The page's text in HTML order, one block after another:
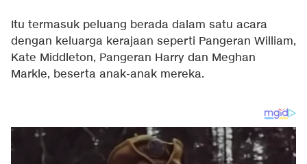
Itu termasuk peluang berada dalam satu acara
dengan keluarga kerajaan seperti Pangeran William,
Kate Middleton, Pangeran Harry dan Meghan
Markle, beserta anak-anak mereka.